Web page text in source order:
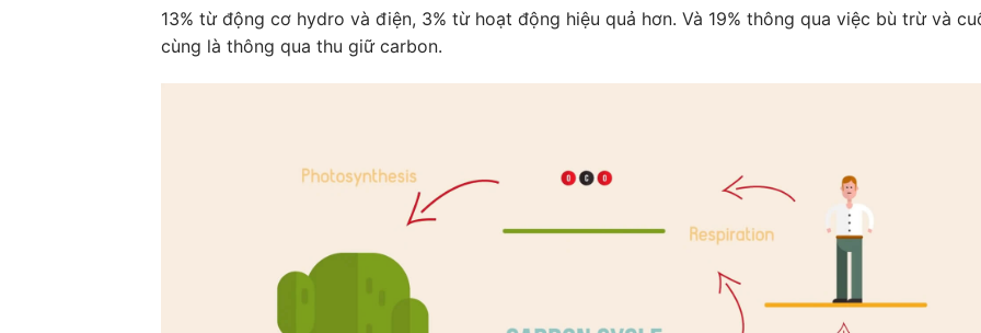
13% từ động cơ hydro và điện, 3% từ hoạt động hiệu quả hơn. Và 19% thông qua việc bù trừ và
cùng là thông qua thu giữ carbon.